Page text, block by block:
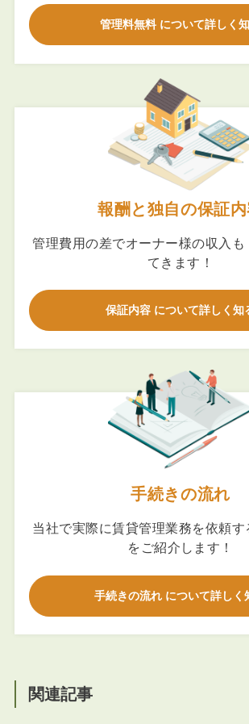
管理料無料 について詳しく
報酬と独自の保証
管理費用の差でオーナー様の収入も
てきます！
保証内容 について詳しく知
手続きの流れ
当社で実際に賃貸管理業務を依頼
をご紹介します！
手続きの流れ について詳しく
関連記事